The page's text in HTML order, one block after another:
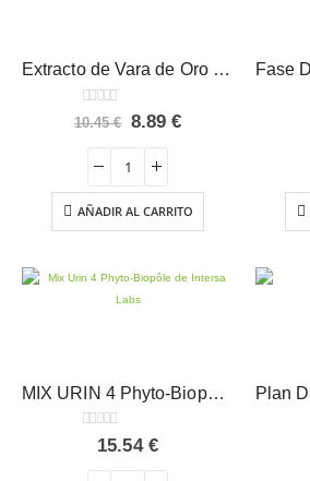
Extracto de Vara de Oro XXI 50ml.
0out of 5
10.45€ El
original
era:
10.45 €.
8.89 €El
8.89 €.
AÑADIR AL CARRITO
MIX URIN 4 Phyto-Biopôle – Intersa
out of 5
15.54 €